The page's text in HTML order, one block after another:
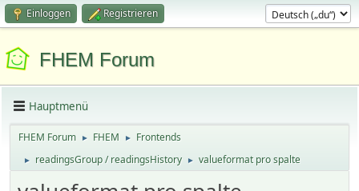
Einloggen Registrieren
FHEM Forum
Hauptmenü
FHEM Forum ► FHEM ► Frontends
► readingsGroup / readingsHistory ► valueformat pro spalte